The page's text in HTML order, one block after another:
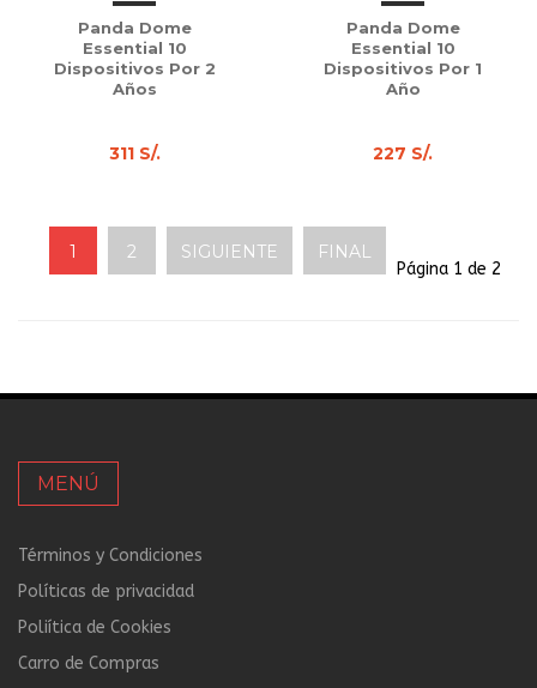
Panda Dome
Essential 10
Dispositivos Por 2
Años
311 S/.
Panda Dome
Essential 10
Dispositivos Por 1
Año
227 S/.
1 2 SIGUIENTE FINAL
Página 1 de 2
MENÚ
Términos y Condiciones
Políticas de privacidad
Poliítica de Cookies
Carro de Compras